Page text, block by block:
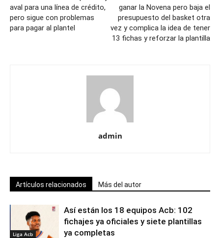
aval para una línea de crédito,
pero sigue con problemas
para pagar al plantel
ganar la Novena pero baja el
presupuesto del basket otra
vez y complica la idea de tener
13 fichas y reforzar la plantilla
admin
Artículos relacionados Más del autor
Liga Acb
Así están los 18 equipos Acb: 102
fichajes ya oficiales y siete plantillas
ya completas